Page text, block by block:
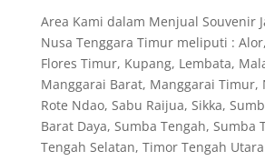
Area Kami dalam Menjual Souvenir
Nusa Tenggara Timur meliputi :
Flores Timur, Kupang, Lembata,
Manggarai Barat, Manggarai Timur,
Rote Ndao, Sabu Raijua, Sikka,
Barat Daya, Sumba Tengah, Sumba
Tengah Selatan, Timor Tengah